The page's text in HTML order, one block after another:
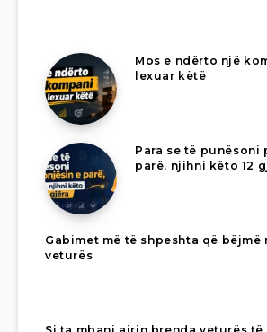
Mos e ndërto një
lexuar këtë
Para se të punësoni
parë, njihni këto 12
Gabimet më të shpeshta që bëjmë
veturës